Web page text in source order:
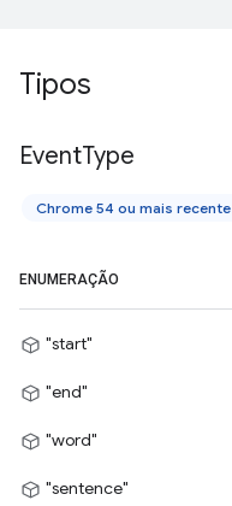
Tipos
EventType
Chrome 54 ou mais recente
ENUMERAÇÃO
"start"
"end"
"word"
"sentence"